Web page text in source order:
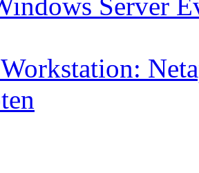
Server